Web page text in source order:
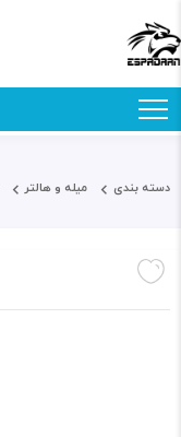
دسته بندی میله و هالتر